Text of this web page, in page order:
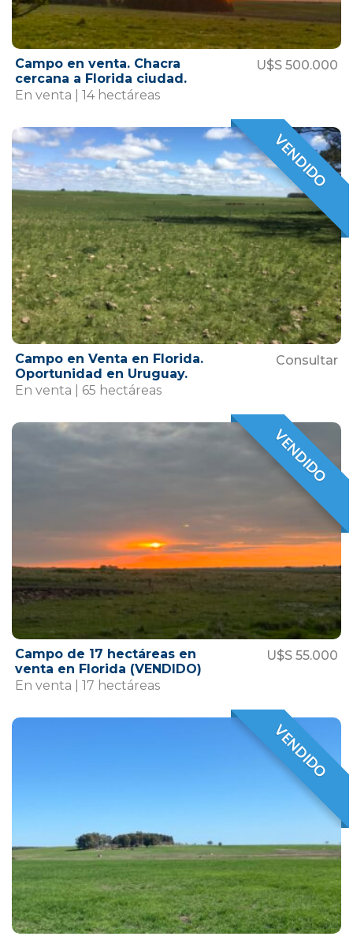
Campo en venta. Chacra
cercana a Florida ciudad.
U$S 500.000
En venta | 14 hectáreas
VENDIDO
VENDIDO
Campo en Venta en Florida.
Oportunidad en Uruguay.
Consultar
En venta | 65 hectáreas
VENDIDO
VENDIDO
Campo de 17 hectáreas en
venta en Florida (VENDIDO)
U$S 55.000
En venta | 17 hectáreas
VENDIDO
VENDIDO